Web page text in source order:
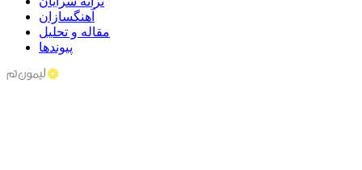
آهنگسازان
مقاله و تحلیل
پیوندها